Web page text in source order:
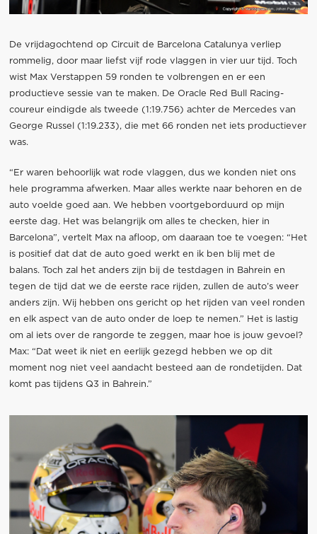
De vrijdagochtend op Circuit de Barcelona Catalunya verliep
rommelig, door maar liefst vijf rode vlaggen in vier uur tijd. Toch
wist Max Verstappen 59 ronden te volbrengen en er een
productieve sessie van te maken. De Oracle Red Bull Racing-
coureur eindigde als tweede (1:19.756) achter de Mercedes van
George Russel (1:19.233), die met 66 ronden net iets productiever
was.
“Er waren behoorlijk wat rode vlaggen, dus we konden niet ons
hele programma afwerken. Maar alles werkte naar behoren en de
auto voelde goed aan. We hebben voortgeborduurd op mijn
eerste dag. Het was belangrijk om alles te checken, hier in
Barcelona”, vertelt Max na afloop, om daaraan toe te voegen: “Het
is positief dat dat de auto goed werkt en ik ben blij met de
balans. Toch zal het anders zijn bij de testdagen in Bahrein en
tegen de tijd dat we de eerste race rijden, zullen de auto’s weer
anders zijn. Wij hebben ons gericht op het rijden van veel ronden
en elk aspect van de auto onder de loep te nemen.” Het is lastig
om al iets over de rangorde te zeggen, maar hoe is jouw gevoel?
Max: “Dat weet ik niet en eerlijk gezegd hebben we op dit
moment nog niet veel aandacht besteed aan de rondetijden. Dat
komt pas tijdens Q3 in Bahrein.”